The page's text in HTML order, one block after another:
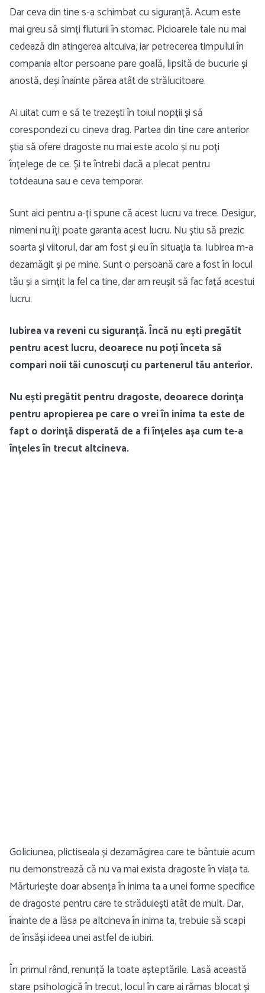
Dar ceva din tine s-a schimbat cu siguranță. Acum este
mai greu să simți fluturii în stomac. Picioarele tale nu mai
cedează din atingerea altcuiva, iar petrecerea timpului în
compania altor persoane pare goală, lipsită de bucurie și
anostă, deși înainte părea atât de strălucitoare.
Ai uitat cum e să te trezești în toiul nopții și să
corespondezi cu cineva drag. Partea din tine care anterior
știa să ofere dragoste nu mai este acolo și nu poți
înțelege de ce. Și te întrebi dacă a plecat pentru
totdeauna sau e ceva temporar.
Sunt aici pentru a-ți spune că acest lucru va trece. Desigur,
nimeni nu îți poate garanta acest lucru. Nu știu să prezic
soarta și viitorul, dar am fost și eu în situația ta. Iubirea m-a
dezamăgit și pe mine. Sunt o persoană care a fost în locul
tău și a simțit la fel ca tine, dar am reușit să fac față acestui
lucru.
Iubirea va reveni cu siguranță. Încă nu ești pregătit
pentru acest lucru, deoarece nu poți înceta să
compari noii tăi cunoscuți cu partenerul tău anterior.
Nu ești pregătit pentru dragoste, deoarece dorința
pentru apropierea pe care o vrei în inima ta este de
fapt o dorință disperată de a fi înțeles așa cum te-a
înțeles în trecut altcineva.
Goliciunea, plictiseala și dezamăgirea care te bântuie acum
nu demonstrează că nu va mai exista dragoste în viața ta.
Mărturiește doar absența în inima ta a unei forme specifice
de dragoste pentru care te străduiești atât de mult. Dar,
înainte de a lăsa pe altcineva în inima ta, trebuie să scapi
de însăși ideea unei astfel de iubiri.
În primul rând, renunță la toate așteptările. Lasă această
stare psihologică în trecut, locul în care ai rămas blocat și